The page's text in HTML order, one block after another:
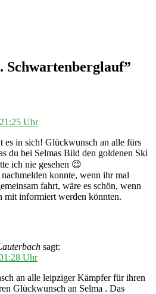
Schwartenberglauf”
Uhr
es in sich! Glückwunsch an alle fürs
du bei Selmas Bild den goldenen Ski
ich nie gesehen 😉
konnte, wenn ihr mal
fahrt, wäre es schön, wenn
mit informiert werden könnten.
sagt:
Uhr
an alle leipziger Kämpfer für ihren
Glückwunsch an Selma . Das